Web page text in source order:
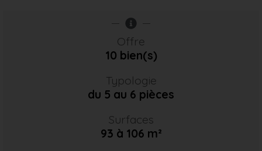
Offre
10 bien(s)
Typologie
du 5 au 6 pièces
Surfaces
93 à 106 m²